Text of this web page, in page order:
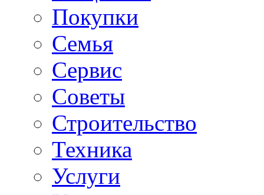
Покупки
Семья
Сервис
Советы
Строительство
Техника
Услуги